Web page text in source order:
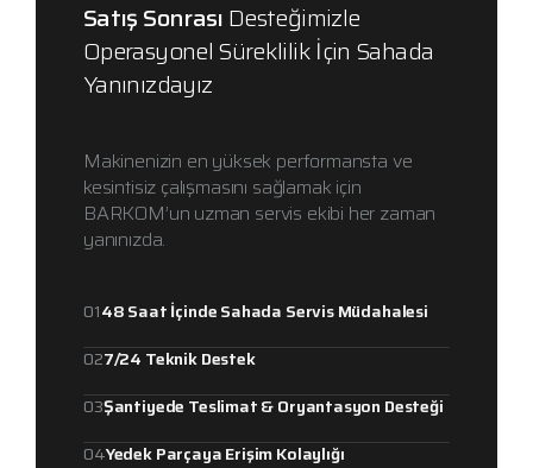
Satış SonrasıDesteğimizle
Operasyonel Süreklilik İçin Sahada
Yanınızdayız
Makinenizin en yüksek performansta ve
kesintisiz çalışmasını sağlamak için
BARKOM’un uzman servis ekibi her zaman
yanınızda.
0148 Saat İçinde Sahada Servis Müdahalesi
027/24 Teknik Destek
03Şantiyede Teslimat & Oryantasyon Desteği
04Yedek Parçaya Erişim Kolaylığı